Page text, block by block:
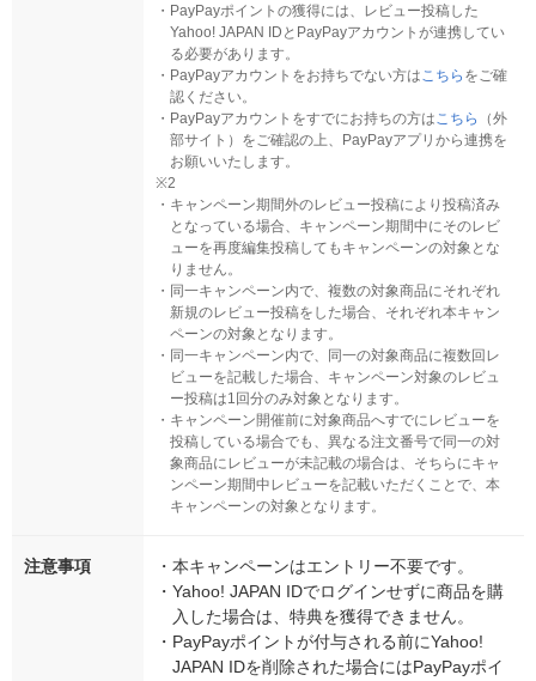
・ PayPayポイントの獲得には、レビュー投稿した
Yahoo! JAPAN IDとPayPayアカウントが連携してい
る必要があります。
・ PayPayアカウントをお持ちでない方はこちら をご確
認ください。
・ PayPayアカウントをすでにお持ちの方はこちら
（外
部サイト）をご確認の上、PayPayアプリから連携を
お願いいたします。
※2
・ キャンペーン期間外のレビュー投稿により投稿済み
となっている場合、キャンペーン期間中にそのレビ
ューを再度編集投稿してもキャンペーンの対象とな
りません。
・ 同一キャンペーン内で、複数の対象商品にそれぞれ
新規のレビュー投稿をした場合、それぞれ本キャン
ペーンの対象となります。
・ 同一キャンペーン内で、同一の対象商品に複数回レ
ビューを記載した場合、キャンペーン対象のレビュ
ー投稿は1回分のみ対象となります。
・ キャンペーン開催前に対象商品へすでにレビューを
投稿している場合でも、異なる注文番号で同一の対
象商品にレビューが未記載の場合は、そちらにキャ
ンペーン期間中レビューを記載いただくことで、本
キャンペーンの対象となります。
注意事項 ・ 本キャンペーンはエントリー不要です。
・ Yahoo! JAPAN IDでログインせずに商品を購
入した場合は、特典を獲得できません。
・ PayPayポイントが付与される前にYahoo!
JAPAN IDを削除された場合にはPayPayポイ